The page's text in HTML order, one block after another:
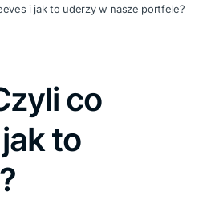
i jak to uderzy w nasze portfele?
co
to